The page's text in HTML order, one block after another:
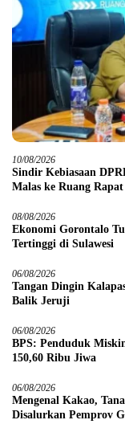
10/08/2026
Sindir Kebiasaan
Malas ke Ruang Rapat
08/08/2026
Ekonomi Gorontalo
Tertinggi di Sulawesi
06/08/2026
Tangan Dingin
Balik Jeruji
06/08/2026
BPS: Penduduk
150,60 Ribu Jiwa
06/08/2026
Mengenal Kakao,
Disalurkan Pemprov